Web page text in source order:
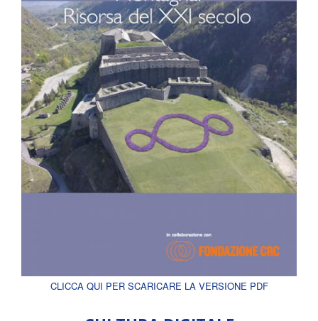
CLICCA QUI PER SCARICARE LA VERSIONE PDF